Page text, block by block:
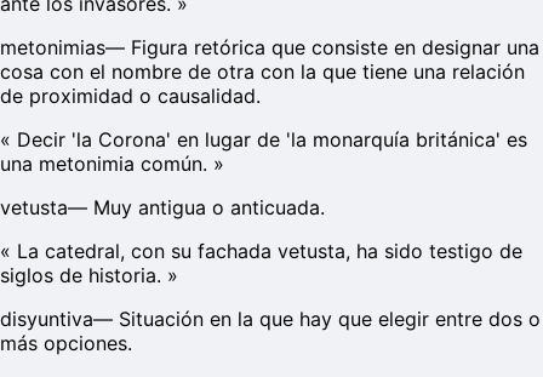
metonimias— Figura retórica que consiste en designar una
cosa con el nombre de otra con la que tiene una relación
de proximidad o causalidad.
« Decir 'la Corona' en lugar de 'la monarquía británica' es
una metonimia común. »
vetusta— Muy antigua o anticuada.
« La catedral, con su fachada vetusta, ha sido testigo de
siglos de historia. »
disyuntiva— Situación en la que hay que elegir entre dos o
más opciones.